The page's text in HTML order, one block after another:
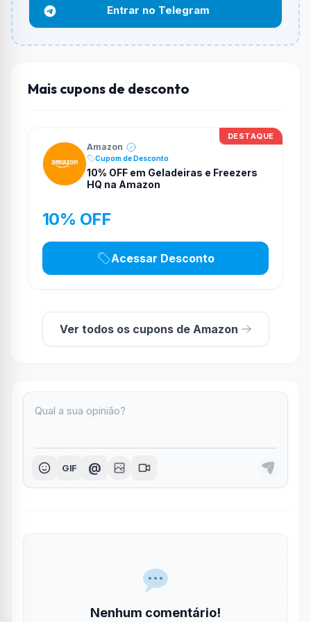
Não necessariamente. Depende de itens participantes
e alguns vendedores ou produtos especificos podem
não aceitar cupons.
Entrar no Telegram
Mais cupons de desconto
DESTAQUE
Amazon
Cupom de Desconto
10% OFF em Geladeiras e Freezers
HQ na Amazon
10% OFF
Acessar Desconto
Ver todos os cupons de Amazon
GIF @
Nenhum comentário!